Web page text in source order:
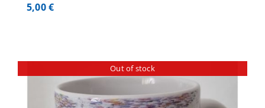
5,00€
Out of stock